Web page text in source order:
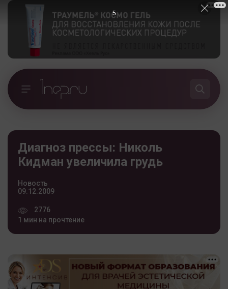
Диагноз прессы: Николь
Кидман увеличила грудь
Новость
09.12.2009
2776
1 мин на прочтение
5